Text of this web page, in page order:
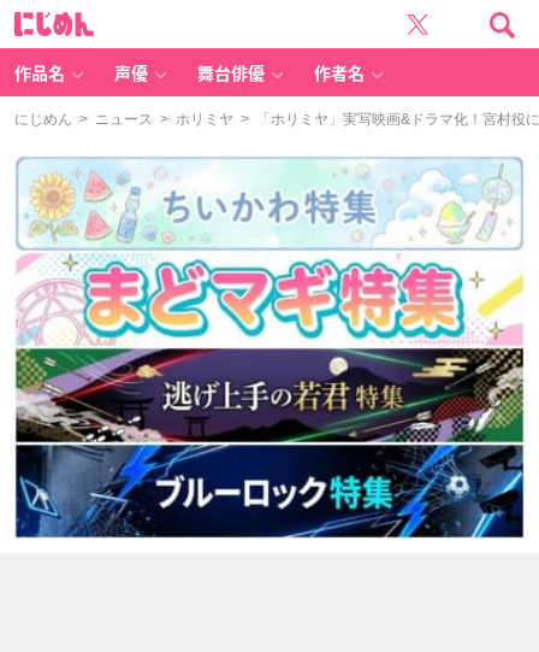
作品名 声優 舞台俳優 作者名
にじめん > ニュース > ホリミヤ > 「ホリミヤ」実写映画&ドラマ化！宮村役